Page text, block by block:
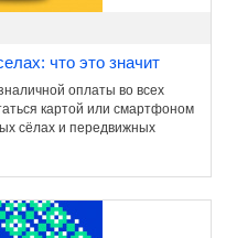
что это значит
оплаты во всех
картой или смартфоном
сёлах и передвижных